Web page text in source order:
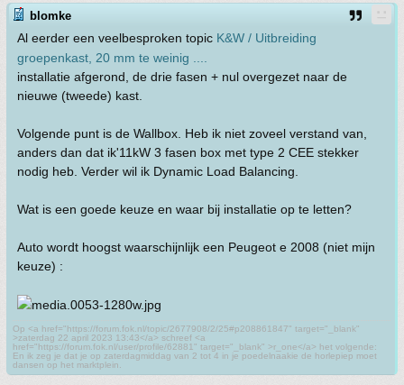
blomke
Al eerder een veelbesproken topic K&W / Uitbreiding
groepenkast, 20 mm te weinig ....
installatie afgerond, de drie fasen + nul overgezet naar de
nieuwe (tweede) kast.
Volgende punt is de Wallbox. Heb ik niet zoveel verstand van,
anders dan dat ik'11kW 3 fasen box met type 2 CEE stekker
nodig heb. Verder wil ik Dynamic Load Balancing.
Wat is een goede keuze en waar bij installatie op te letten?
Auto wordt hoogst waarschijnlijk een Peugeot e 2008 (niet mijn
keuze) :
Op <a href="https://forum.fok.nl/topic/2677908/2/25#p208861847" target="_blank"
>zaterdag 22 april 2023 13:43</a> schreef <a
href="https://forum.fok.nl/user/profile/62881" target="_blank" >r_one</a> het volgende:
En ik zeg je dat je op zaterdagmiddag van 2 tot 4 in je poedelnaakie de horlepiep moet
dansen op het marktplein.